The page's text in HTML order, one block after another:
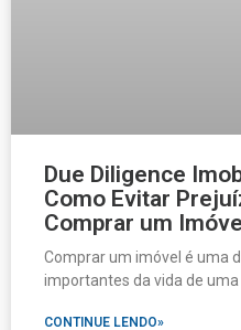
Due Diligence
Como Evitar
Comprar um
Comprar um imóvel é uma
importantes da vida de
CONTINUE LENDO»